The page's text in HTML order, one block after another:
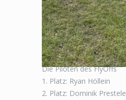
Die Piloten des FlyOffs
1. Platz: Ryan Höllein
2. Platz: Dominik Prestele